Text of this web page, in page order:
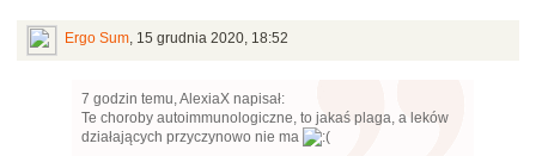
Ergo Sum, 15 grudnia 2020, 18:52
7 godzin temu, AlexiaX napisał:
Te choroby autoimmunologiczne, to jakaś plaga, a leków
działających przyczynowo nie ma